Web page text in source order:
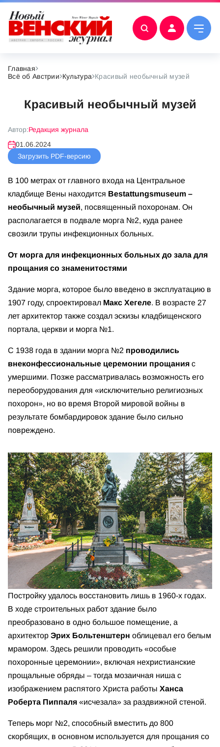
Главная
Всё об Австрии Культура Красивый необычный музей
Красивый необычный музей
Автор:Редакция журнала
01.06.2024
Загрузить PDF-версию
В 100 метрах от главного входа на Центральное
кладбище Вены находится Bestattungsmuseum –
необычный музей, посвященный похоронам. Он
располагается в подвале морга №2, куда ранее
свозили трупы инфекционных больных.
От морга для инфекционных больных до зала для
прощания со знаменитостями
Здание морга, которое было введено в эксплуатацию в
1907 году, спроектировал Макс Хегеле. В возрасте 27
лет архитектор также создал эскизы кладбищенского
портала, церкви и морга №1.
С 1938 года в здании морга №2 проводились
внеконфессиональные церемонии прощания с
умершими. Позже рассматривалась возможность его
переоборудования для «исключительно религиозных
похорон», но во время Второй мировой войны в
результате бомбардировок здание было сильно
повреждено.
Постройку удалось восстановить лишь в 1960-х годах.
В ходе строительных работ здание было
преобразовано в одно большое помещение, а
архитектор Эрих Больтенштерн облицевал его белым
мрамором. Здесь решили проводить «особые
похоронные церемонии», включая нехристианские
прощальные обряды – тогда мозаичная ниша с
изображением распятого Христа работы Ханса
Роберта Пиппаля «исчезала» за раздвижной стеной.
Теперь морг №2, способный вместить до 800
скорбящих, в основном используется для прощания со